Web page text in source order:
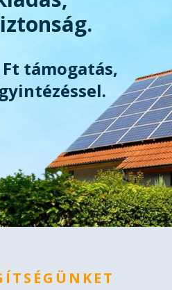
támogatás,